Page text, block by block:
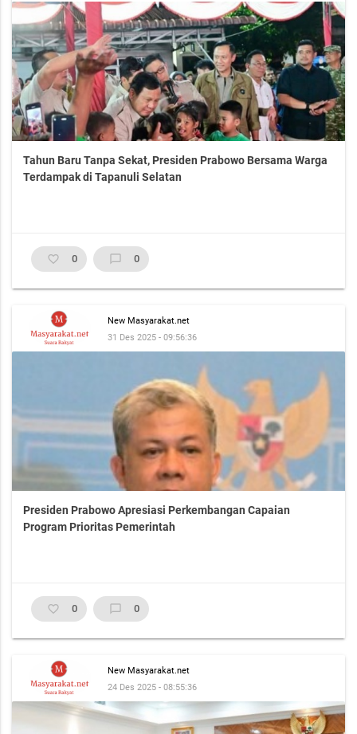
Tahun Baru Tanpa Sekat, Presiden Prabowo Bersama Warga
Terdampak di Tapanuli Selatan
favorite_border 0 chat_bubble_outline 0
New Masyarakat.net
31 Des 2025 - 09:56:36
Presiden Prabowo Apresiasi Perkembangan Capaian
Program Prioritas Pemerintah
favorite_border 0 chat_bubble_outline 0
New Masyarakat.net
24 Des 2025 - 08:55:36